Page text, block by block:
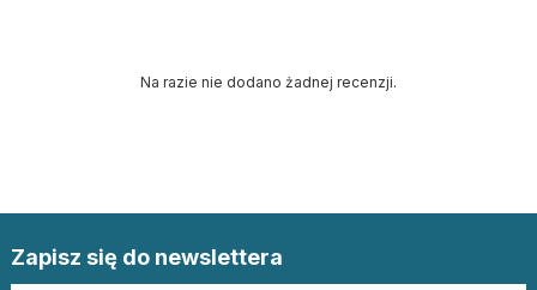
Na razie nie dodano żadnej recenzji.
Zapisz się do newslettera